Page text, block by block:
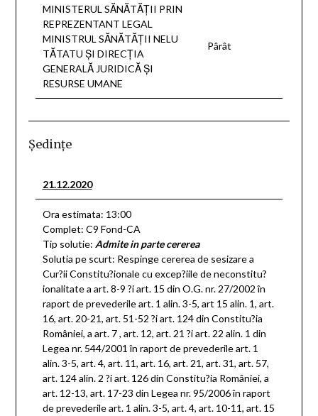
MINISTERUL SĂNĂTĂŢII PRIN
REPREZENTANT LEGAL
MINISTRUL SĂNĂTĂŢII NELU
TĂTATU ŞI DIRECŢIA
GENERALĂ JURIDICĂ ŞI
RESURSE UMANE
Pârât
Şedinţe
21.12.2020
Ora estimata: 13:00
Complet: C9 Fond-CA
Tip solutie: Admite in parte cererea
Solutia pe scurt: Respinge cererea de sesizare a
Cur?ii Constitu?ionale cu excep?iile de neconstitu?
ionalitate a art. 8-9 ?i art. 15 din O.G. nr. 27/2002 în
raport de prevederile art. 1 alin. 3-5, art 15 alin. 1, art.
16, art. 20-21, art. 51-52 ?i art. 124 din Constitu?ia
României, a art. 7 , art. 12, art. 21 ?i art. 22 alin. 1 din
Legea nr. 544/2001 în raport de prevederile art. 1
alin. 3-5, art. 4, art. 11, art. 16, art. 21, art. 31, art. 57,
art. 124 alin. 2 ?i art. 126 din Constitu?ia României, a
art. 12-13, art. 17-23 din Legea nr. 95/2006 în raport
de prevederile art. 1 alin. 3-5, art. 4, art. 10-11, art. 15